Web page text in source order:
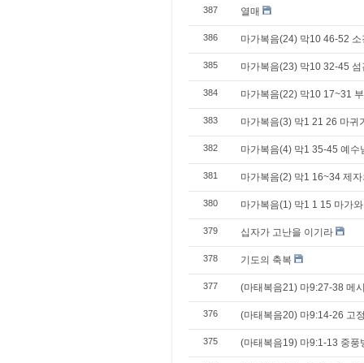
387 열매
386 마가복음(24) 막10 46-52
385 마가복음(23) 막10 32-45
384 마가복음(22) 막10 17~31
383 마가복음(3) 막1 21 26 마귀
382 마가복음(4) 막1 35-45 예
381 마가복음(2) 막1 16~34 제
380 마가복음(1) 막1 1 15 마가
379 십자가 고난을 이기라
378 기도의 축복
377 (마태복음21) 마9:27-38 메
376 (마태복음20) 마9:14-26 고
375 (마태복음19) 마9:1-13 중풍